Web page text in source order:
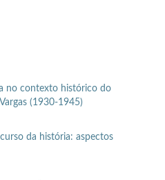
no contexto histórico do
(1930-1945)
da história: aspectos